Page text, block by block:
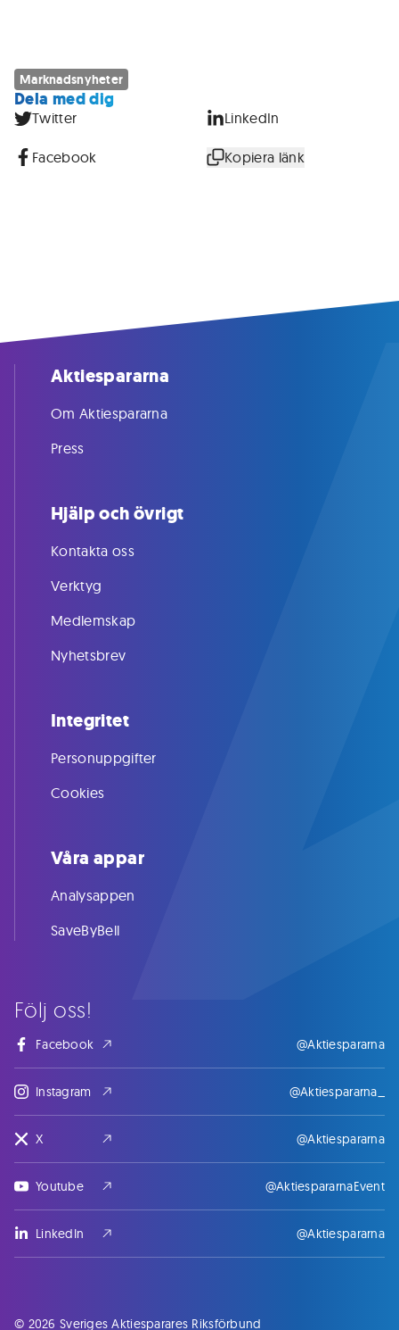
Marknadsnyheter
Dela med dig
Twitter LinkedIn
Facebook Kopiera länk
Följ oss!
Facebook @Aktiespararna
Instagram @Aktiespararna_
X @Aktiespararna
Youtube @AktiespararnaEvent
LinkedIn @Aktiespararna
Aktiespararna
Om Aktiespararna
Press
Hjälp och övrigt
Kontakta oss
Verktyg
Medlemskap
Nyhetsbrev
Integritet
Personuppgifter
Cookies
Våra appar
Analysappen
SaveByBell
© 2026 Sveriges Aktiesparares Riksförbund